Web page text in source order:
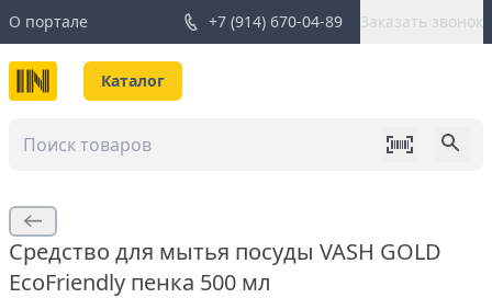
О портале +7 (914) 670-04-89 Заказать звонок
Каталог
Средство для мытья посуды VASH GOLD
EcoFriendly пенка 500 мл